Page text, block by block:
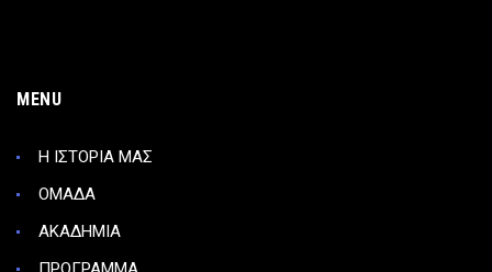
MENU
Η ΙΣΤΟΡΙΑ ΜΑΣ
ΟΜΑΔΑ
ΑΚΑΔΗΜΙΑ